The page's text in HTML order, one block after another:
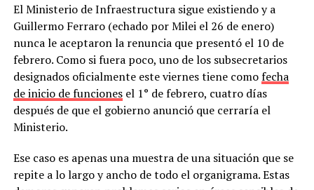
El Ministerio de Infraestructura sigue existiendo y a
Guillermo Ferraro (echado por Milei el 26 de enero)
nunca le aceptaron la renuncia que presentó el 10 de
febrero. Como si fuera poco, uno de los subsecretarios
designados oficialmente este viernes tiene comofecha
de inicio de funcionesel 1° de febrero, cuatro días
después de que el gobierno anunció que cerraría el
Ministerio.
Ese caso es apenas una muestra de una situación que se
repite a lo largo y ancho de todo el organigrama. Estas